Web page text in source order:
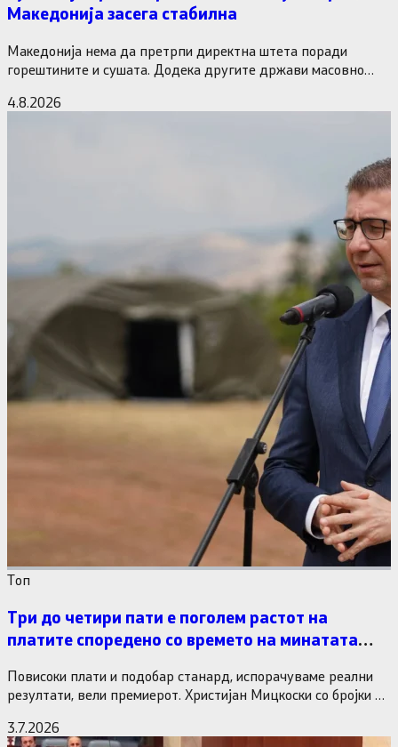
Македонија засега стабилна
Македонија нема да претрпи директна штета поради
горештините и сушата. Додека другите држави масовно
4.8.2026
Tоп
Три до четири пати е поголем растот на
платите споредено со времето на минатата
Повисоки плати и подобар станард, испорачуваме реални
резултати, вели премиерот. Христијан Мицкоски со бројки и
3.7.2026